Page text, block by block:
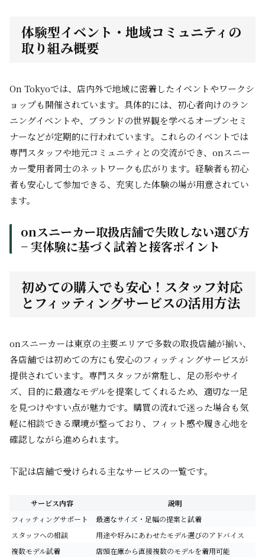
体験型イベント・地域コミュニティの
取り組み概要
On Tokyoでは、店内外で地域に密着したイベントやワークシ
ョップも開催されています。具体的には、初心者向けのラン
ニングイベントや、ブランドの世界観を学べるオープンセミ
ナーなどが定期的に行われています。これらのイベントでは
専門スタッフや地元コミュニティとの交流ができ、onスニー
カー愛用者同士のネットワークも広がります。経験者も初心
者も安心して参加できる、充実した体験の場が用意されてい
ます。
onスニーカー取扱店舗で失敗しない選び方
− 実体験に基づく試着と接客ポイント
初めての購入でも安心！スタッフ対応
とフィッティングサービスの活用方法
onスニーカーは東京の主要エリアで多数の取扱店舗が揃い、
各店舗では初めての方にも安心のフィッティングサービスが
提供されています。専門スタッフが常駐し、足の形やサイ
ズ、目的に最適なモデルを提案してくれるため、適切な一足
を見つけやすい点が魅力です。購買の流れで迷った場合も気
軽に相談できる環境が整っており、フィット感や履き心地を
確認しながら進められます。
下記は店舗で受けられる主なサービスの一覧です。
サービス内容
説明
フィッティングサポート
最適なサイズ・足幅の提案と試着
スタッフへの相談
用途や好みにあわせたモデル選びのアドバイス
複数モデル試着
店頭在庫から直接複数のモデルを着用可能